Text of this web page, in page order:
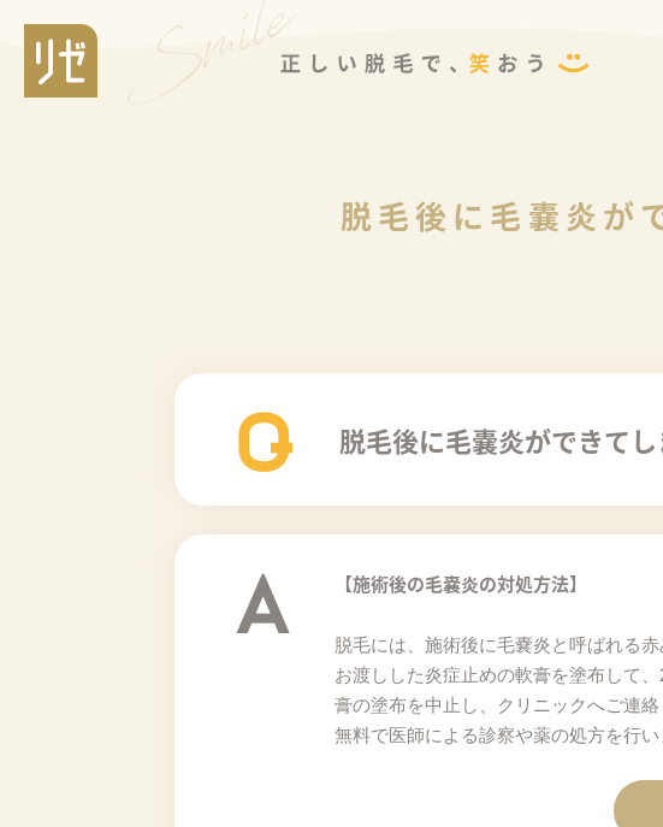
脱毛後に毛嚢炎が
Q 脱毛後に毛嚢炎ができて
A 【施術後の毛嚢炎の対処方法】
脱毛には、施術後に⽑嚢炎と呼ばれる
お渡しした炎症止めの軟膏を塗布して
膏の塗布を中止し、クリニックへご連絡
無料で医師による診察や薬の処方を行い